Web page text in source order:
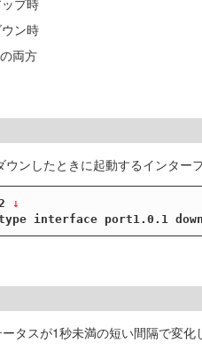
プ時
ン時
両方
ンしたときに起動するインター
↓
interface port1.0.1
タスが1秒未満の短い間隔で変